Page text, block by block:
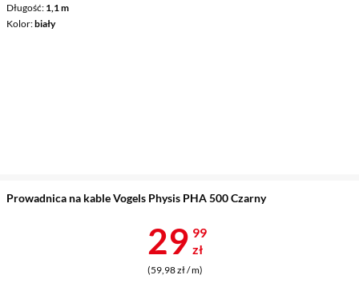
Długość 1,1 m
Kolor biały
Prowadnica na kable Vogels Physis PHA 500 Czarny
Cena 29,99
29 99
zł
(59,98 zł / m)